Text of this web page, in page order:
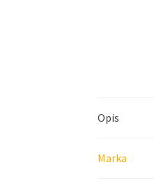
Opis
Marka